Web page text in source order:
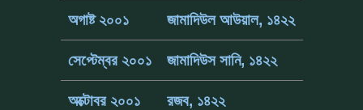
অগাষ্ট ২০০১ জামাদিউল আউয়াল, ১৪২২
সেপ্টেম্বর ২০০১ জামাদিউস সানি, ১৪২২
অক্টোবর ২০০১ রজব, ১৪২২